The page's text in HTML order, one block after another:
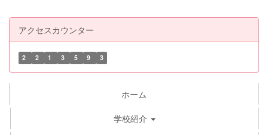
アクセスカウンター
2 2 1 3 5 9 3
ホーム
学校紹介